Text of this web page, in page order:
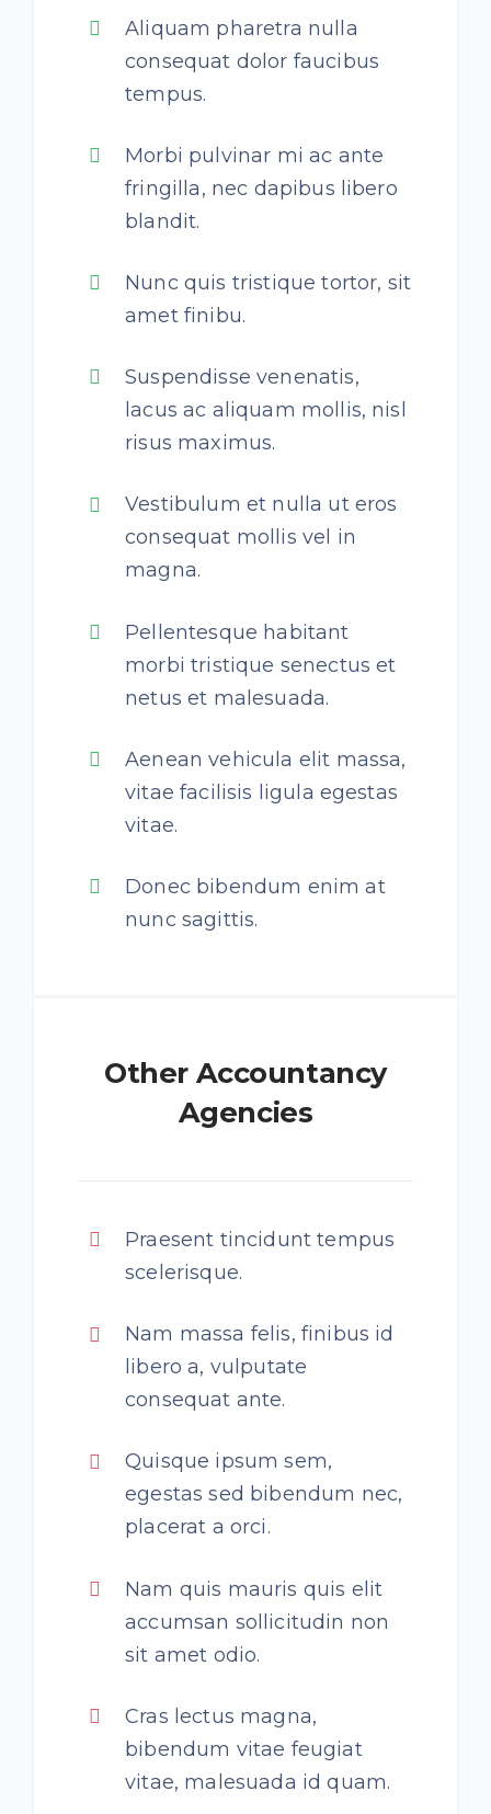
Aliquam pharetra nulla
consequat dolor faucibus
tempus.
Morbi pulvinar mi ac ante
fringilla, nec dapibus libero
blandit.
Nunc quis tristique tortor, sit
amet finibu.
Suspendisse venenatis,
lacus ac aliquam mollis, nisl
risus maximus.
Vestibulum et nulla ut eros
consequat mollis vel in
magna.
Pellentesque habitant
morbi tristique senectus et
netus et malesuada.
Aenean vehicula elit massa,
vitae facilisis ligula egestas
vitae.
Donec bibendum enim at
nunc sagittis.
Other Accountancy
Agencies
Praesent tincidunt tempus
scelerisque.
Nam massa felis, finibus id
libero a, vulputate
consequat ante.
Quisque ipsum sem,
egestas sed bibendum nec,
placerat a orci.
Nam quis mauris quis elit
accumsan sollicitudin non
sit amet odio.
Cras lectus magna,
bibendum vitae feugiat
vitae, malesuada id quam.